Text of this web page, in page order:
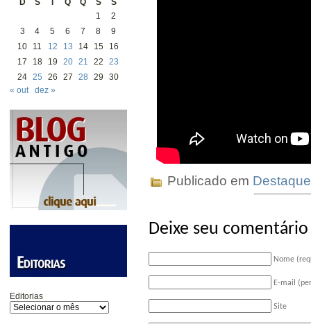
D
S T Q Q S
S
1
2
3
4 5 6 7 8
9
10
11 12 13 14 15
16
17
18 19 20 21 22
23
24 25 26 27 28 29
30
« out
dez »
Editorias
Publicado em
Deixe seu comentário
Nome
E-mail
Site